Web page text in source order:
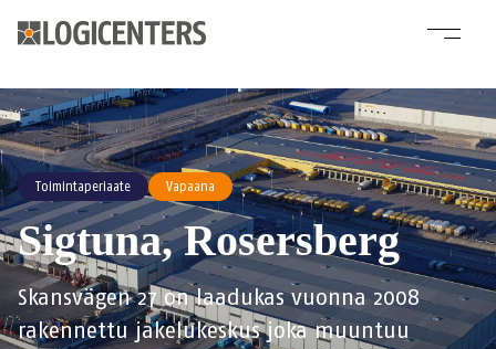
Toimintaperiaate Vapaana
Sigtuna, Rosersberg
Skansvägen 27 on laadukas vuonna 2008
rakennettu jakelukeskus joka muuntuu